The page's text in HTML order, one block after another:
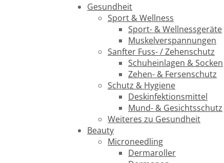
Gesundheit
Sport & Wellness
Sport- & Wellnessgeräte
Muskelverspannungen
Sanfter Fuss- / Zehenschutz
Schuheinlagen & Socken
Zehen- & Fersenschutz
Schutz & Hygiene
Deskinfektionsmittel
Mund- & Gesichtsschutz
Weiteres zu Gesundheit
Beauty
Microneedling
Dermaroller